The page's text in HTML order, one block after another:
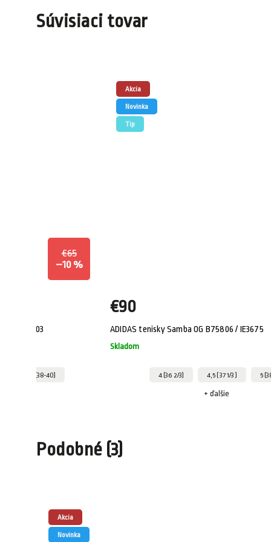
Súvisiaci tovar
€65
–10 %
JE0203
M (38-40)
Akcia
Novinka
Tip
ADIDAS tenisky Samba OG B75806 / IE3675
Skladom
€90
4 (36 2/3) 4,5 ( 37 1/3 ) 5
+ ďalšie
Podobné (3)
Akcia
Novinka